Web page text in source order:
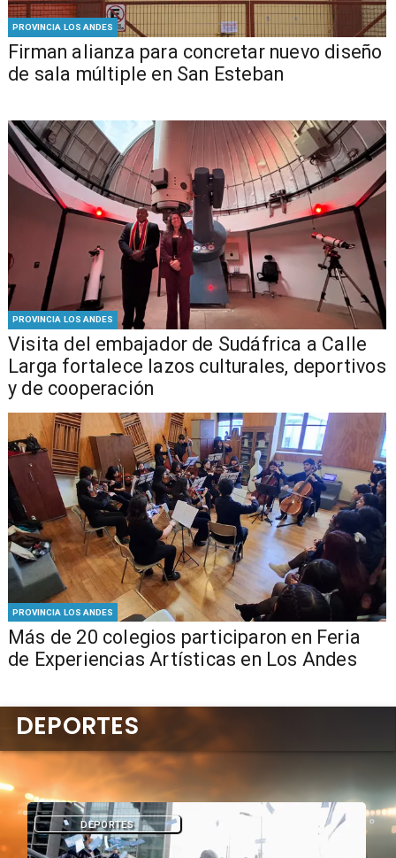
PROVINCIA LOS ANDES
​​Firman alianza para concretar nuevo diseño
de sala múltiple en San Esteban
PROVINCIA LOS ANDES
​Visita del embajador de Sudáfrica a Calle
Larga fortalece lazos culturales, deportivos
y de cooperación
PROVINCIA LOS ANDES
Más de 20 colegios participaron en Feria
de Experiencias Artísticas en Los Andes
DEPORTES
DEPORTES